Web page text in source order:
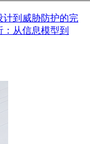
计到威胁防护的完
从信息模型到